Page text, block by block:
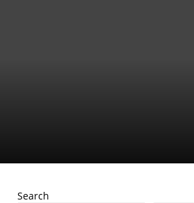
Search